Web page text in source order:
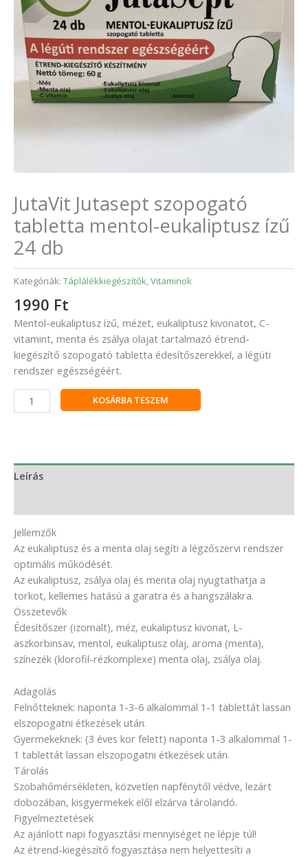
JutaVit Jutasept szopogató
tabletta mentol-eukaliptusz ízű
24 db
Kategóriák: Táplálékkiegészítők,Vitaminok
1990 Ft
Mentol-eukaliptusz ízű, mézet, eukaliptusz kivonatot, C-
vitamint, menta és zsálya olajat tartalmazó étrend-
kiegészítő szopogató tabletta édesítőszerekkel, a légúti
rendszer egészségéért.
KOSÁRBA TESZEM
Leírás
Jellemzők
Az eukaliptusz és a menta olaj segíti a légzőszervi rendszer
optimális működését.
Az eukaliptusz, zsálya olaj és menta olaj nyugtathatja a
torkot, kellemes hatású a garatra és a hangszálakra.
Összetevők
Édesítőszer (izomalt), méz, eukaliptusz kivonat, L-
aszkorbinsav, mentol, eukaliptusz olaj, aroma (menta),
színezék (klorofil-rézkomplexe) menta olaj, zsálya olaj.
Adagolás
Felnőtteknek: naponta 1-3-6 alkalommal 1-1 tablettát lassan
elszopogatni étkezések után.
Gyermekeknek: (3 éves kor felett) naponta 1-3 alkalommal 1-
1 tablettát lassan elszopogatni étkezések után.
Tárolás
Szobahőmérsékleten, közvetlen napfénytől védve, lezárt
dobozában, kisgyermekek elől elzárva tárolandó.
Figyelmeztetések
Az ajánlott napi fogyasztási mennyiséget ne lépje túl!
Az étrend-kiegészítő fogyasztása nem helyettesíti a